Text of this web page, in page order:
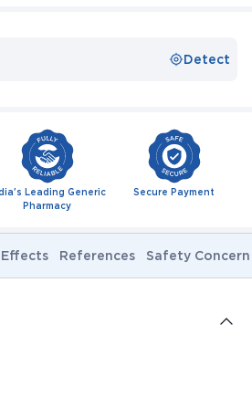
Detect
Leading Generic
Pharmacy
Secure Payment
Effects References Safety Concern